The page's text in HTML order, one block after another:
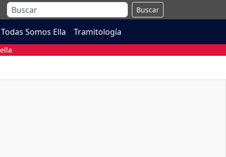
Buscar
Todas Somos Ella Tramitología